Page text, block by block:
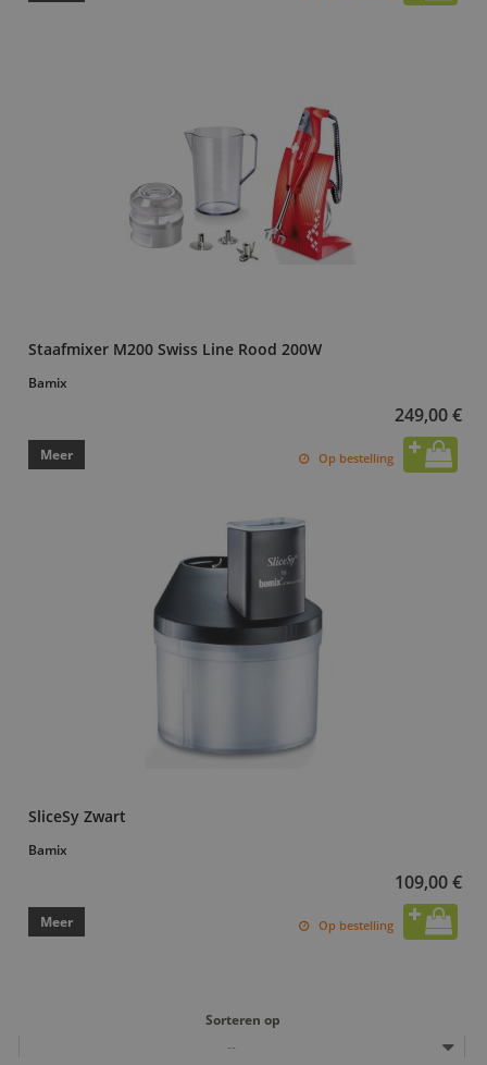
Staafmixer M200 Swiss Line Rood 200W
Bamix
249,00 €
Meer Op bestelling
SliceSy Zwart
Bamix
109,00 €
Meer Op bestelling
Sorteren op
--